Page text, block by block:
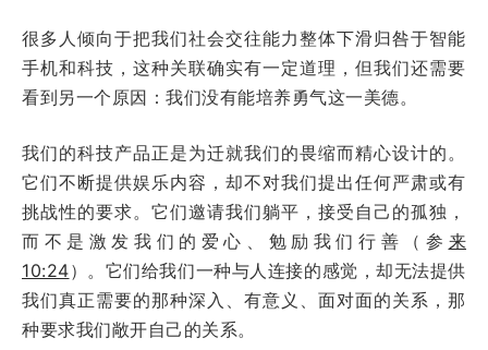
很多人倾向于把我们社会交往能力整体下滑归咎于智能
手机和科技，这种关联确实有一定道理，但我们还需要
看到另一个原因：我们没有能培养勇气这一美德。
我们的科技产品正是为迁就我们的畏缩而精心设计的。
它们不断提供娱乐内容，却不对我们提出任何严肃或有
挑战性的要求。它们邀请我们躺平，接受自己的孤独，
而不是激发我们的爱心、勉励我们行善（参 来
10:24）。它们给我们一种与人连接的感觉，却无法提供
我们真正需要的那种深入、有意义、面对面的关系，那
种要求我们敞开自己的关系。